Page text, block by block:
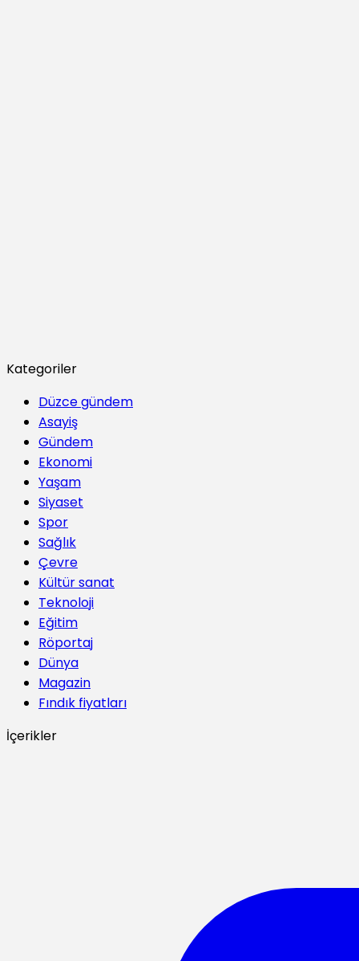
Kategoriler
Düzce gündem
Asayiş
Gündem
Ekonomi
Yaşam
Siyaset
Spor
Sağlık
Çevre
Kültür sanat
Teknoloji
Eğitim
Röportaj
Dünya
Magazin
Fındık fiyatları
İçerikler